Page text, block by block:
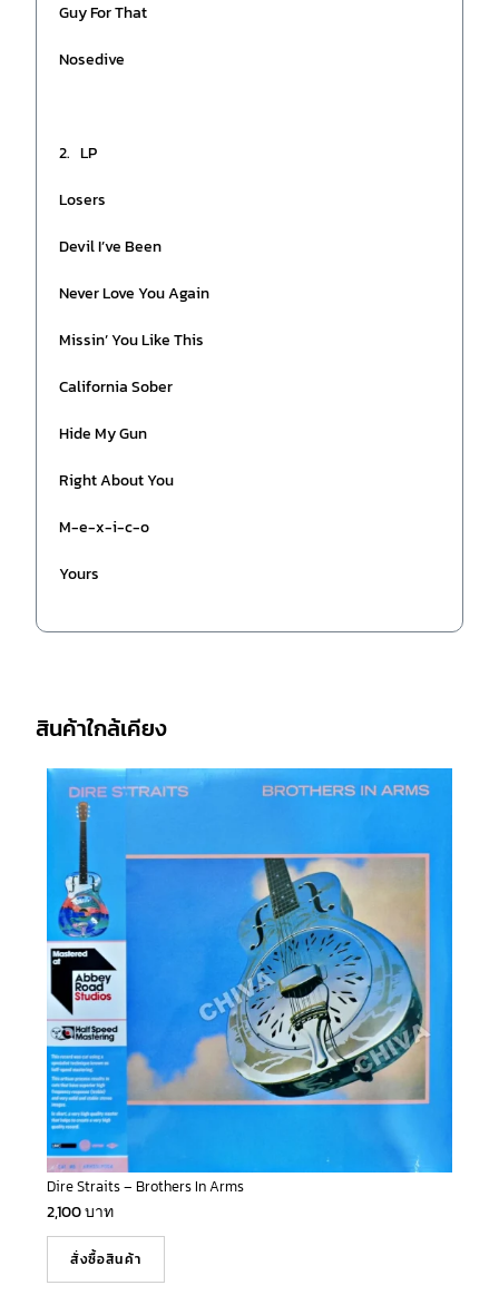
Guy For That
Nosedive
2. LP
Losers
Devil I’ve Been
Never Love You Again
Missin’ You Like This
California Sober
Hide My Gun
Right About You
M-e-x-i-c-o
Yours
สินค้าใกล้เคียง
Dire Straits – Brothers In Arms
2,100บาท
สั่งซื้อสินค้า